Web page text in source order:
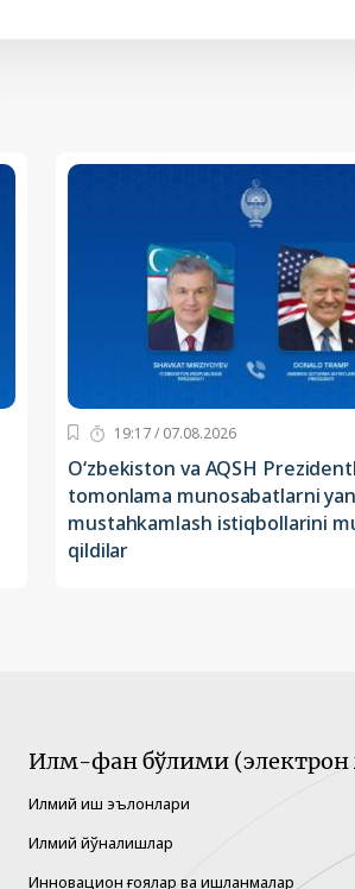
19:17 / 07.08.2026
O‘zbekiston va AQSH
tomonlama munosabatlarni
mustahkamlash istiqbollarini
qildilar
Илм-фан бўлими (электрон
Илмий иш эълонлари
Илмий йўналишлар
Инновацион ғоялар ва ишланмалар